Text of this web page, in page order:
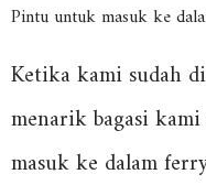
Pintu untuk masuk ke
Ketika kami sudah
menarik bagasi
masuk ke dalam